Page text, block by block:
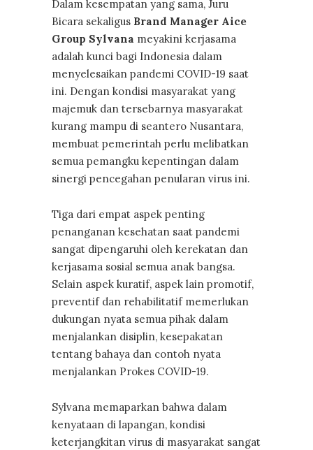
Dalam kesempatan yang sama, Juru
Bicara sekaligus Brand Manager Aice
Group Sylvana meyakini kerjasama
adalah kunci bagi Indonesia dalam
menyelesaikan pandemi COVID-19 saat
ini. Dengan kondisi masyarakat yang
majemuk dan tersebarnya masyarakat
kurang mampu di seantero Nusantara,
membuat pemerintah perlu melibatkan
semua pemangku kepentingan dalam
sinergi pencegahan penularan virus ini.
Tiga dari empat aspek penting
penanganan kesehatan saat pandemi
sangat dipengaruhi oleh kerekatan dan
kerjasama sosial semua anak bangsa.
Selain aspek kuratif, aspek lain promotif,
preventif dan rehabilitatif memerlukan
dukungan nyata semua pihak dalam
menjalankan disiplin, kesepakatan
tentang bahaya dan contoh nyata
menjalankan Prokes COVID-19.
Sylvana memaparkan bahwa dalam
kenyataan di lapangan, kondisi
keterjangkitan virus di masyarakat sangat